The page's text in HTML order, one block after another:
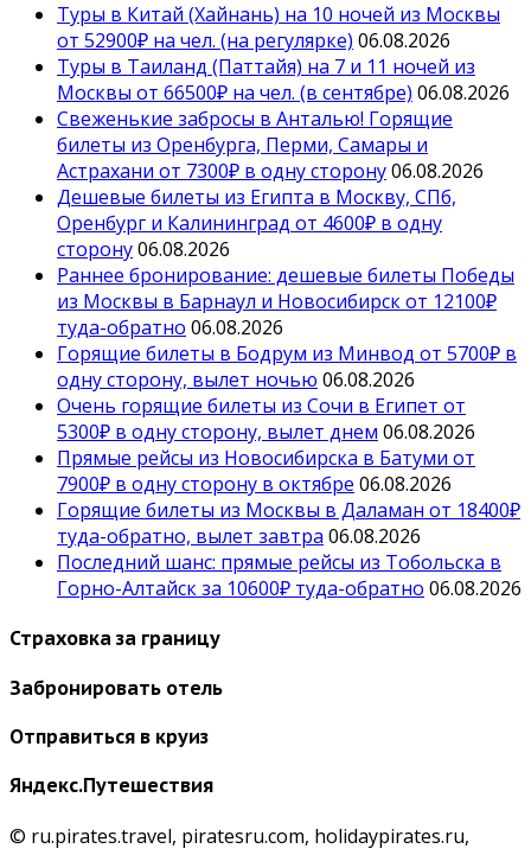
Туры в Китай (Хайнань) на 10 ночей из Москвы
от 52900₽ на чел. (на регулярке) 06.08.2026
Туры в Таиланд (Паттайя) на 7 и 11 ночей из
Москвы от 66500₽ на чел. (в сентябре) 06.08.2026
Свеженькие забросы в Анталью! Горящие
билеты из Оренбурга, Перми, Самары и
Астрахани от 7300₽ в одну сторону06.08.2026
Дешевые билеты из Египта в Москву, СПб,
Оренбург и Калининград от 4600₽ в одну
сторону06.08.2026
Раннее бронирование: дешевые билеты Победы
из Москвы в Барнаул и Новосибирск от 12100₽
туда-обратно 06.08.2026
Горящие билеты в Бодрум из Минвод от 5700₽ в
одну сторону, вылет ночью 06.08.2026
Очень горящие билеты из Сочи в Египет от
5300₽ в одну сторону, вылет днем 06.08.2026
Прямые рейсы из Новосибирска в Батуми от
7900₽ в одну сторону в октябре 06.08.2026
Горящие билеты из Москвы в Даламан от 18400₽
туда-обратно, вылет завтра 06.08.2026
Последний шанс: прямые рейсы из Тобольска в
Горно-Алтайск за 10600₽ туда-обратно 06.08.2026
Страховка за границу
Забронировать отель
Отправиться в круиз
Яндекс.Путешествия
© ru.pirates.travel, piratesru.com, holidaypirates.ru,